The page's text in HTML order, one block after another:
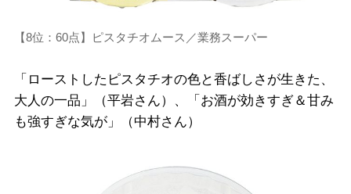
【8位：60点】ピスタチオムース／業務スーパー
「ローストしたピスタチオの色と香ばしさが生きた、
大人の一品」（平岩さん）、「お酒が効きすぎ＆甘み
も強すぎな気が」（中村さん）